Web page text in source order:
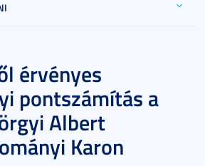
érvényes
pontszámítás a
Albert
Karon